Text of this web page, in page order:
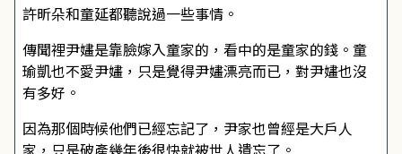
許昕朵和童延都聽說過一些事情。
傳聞裡尹嫿是靠臉嫁入童家的，看中的是童家的錢。童
瑜凱也不愛尹嫿，只是覺得尹嫿漂亮而已，對尹嫿也沒
有多好。
因為那個時候他們已經忘記了，尹家也曾經是大戶人
家，只是破產幾年後很快就被世人遺忘了。